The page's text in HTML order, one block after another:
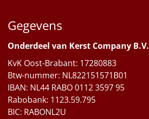
Gegevens
Onderdeel van Kerst Company B.V.
KvK Oost-Brabant: 17280883
Btw-nummer: NL822151571B01
IBAN: NL44 RABO 0112 3597 95
Rabobank: 1123.59.795
BIC: RABONL2U